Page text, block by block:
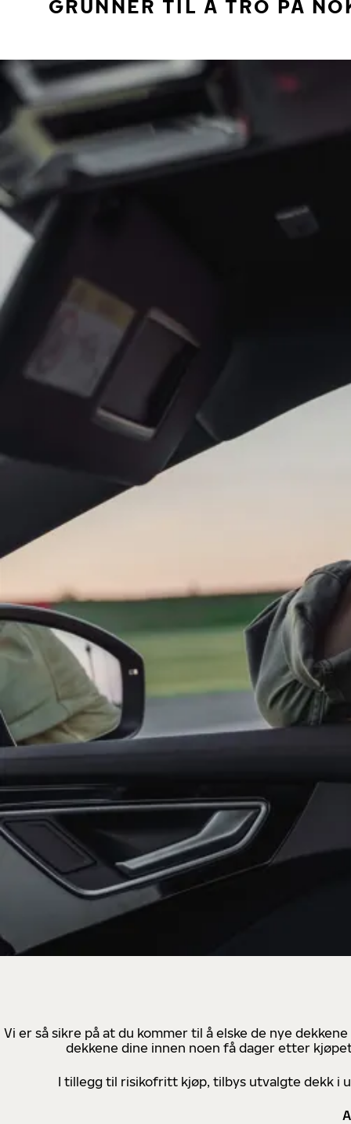
GRUNNER TIL Å TRO PÅ
Vi er så sikre på at du kommer til å elske de nye
dekkene dine innen noen få dager etter
I tillegg til risikofritt kjøp, tilbys utvalgte dekk i